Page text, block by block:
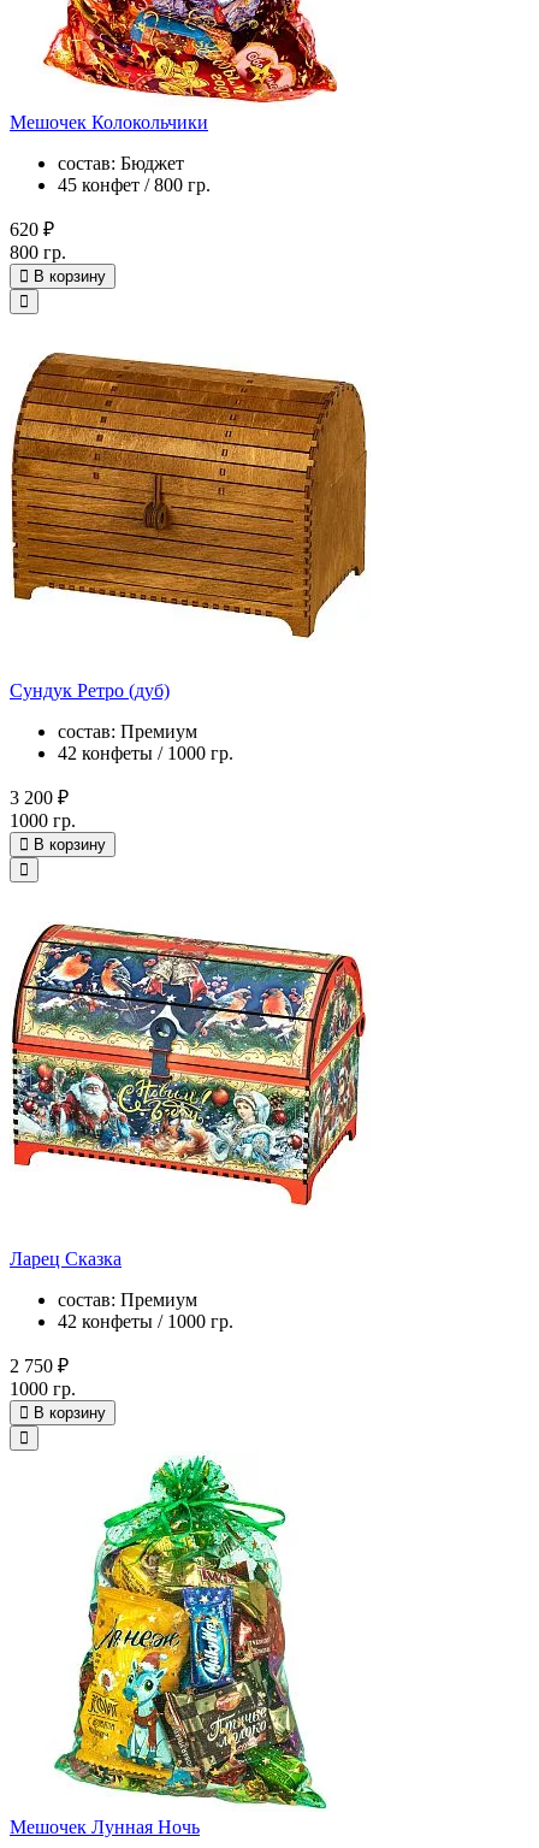
Мешочек Колокольчики
состав: Бюджет
45 конфет / 800 гр.
620 ₽
800 гр.
В корзину
Сундук Ретро (дуб)
состав: Премиум
42 конфеты / 1000 гр.
3 200 ₽
1000 гр.
В корзину
Ларец Сказка
состав: Премиум
42 конфеты / 1000 гр.
2 750 ₽
1000 гр.
В корзину
Мешочек Лунная Ночь